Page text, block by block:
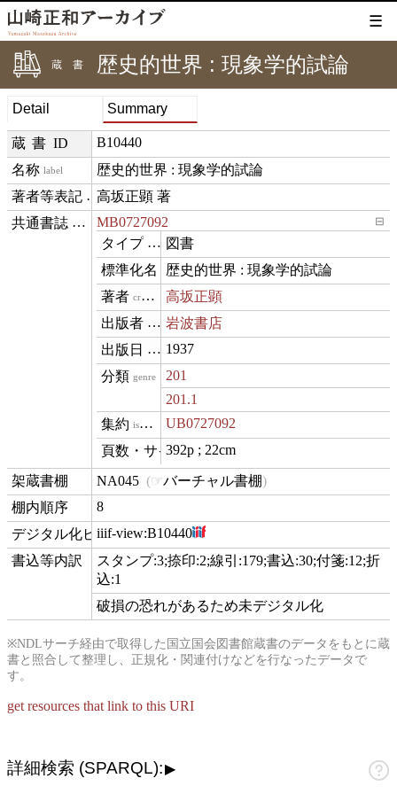
☰
蔵書 歴史的世界 : 現象学的試論
Detail Summary
蔵書ID B10440
label 歴史的世界 : 現象学的試論
creditText
高坂正顕 著
exemplarOfMB0727092 ⊟
type 図書
name
歴史的世界 : 現象学的試論
creator 高坂正顕
publisher岩波書店
datePublished
1937
genre
201
201.1
isVariantOf UB0727092
materialExtent
392p ; 22cm
contentLocation
NA045 バーチャル書棚
position
8
hasView
iiif-view:B10440
comment
スタンプ:3;捺印:2;線引:179;書込:30;付箋:12;折
込:1
破損の恐れがあるため未デジタル化
※NDLサーチ経由で取得した国立国会図書館蔵書のデータをもとに蔵
書と照合して整理し、正規化・関連付けなどを行なったデータで
す。
get resources that link to this URI
詳細検索 (SPARQL):▶